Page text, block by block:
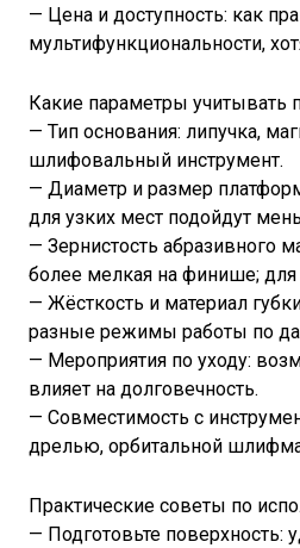
— Цена и доступность: как
мультифункциональности,
Какие параметры учитывать
— Тип основания: липучка,
шлифовальный инструмент.
— Диаметр и размер
для узких мест подойдут
— Зернистость абразивного
более мелкая на финише;
— Жёсткость и материал
разные режимы работы по
— Мероприятия по уходу:
влияет на долговечность.
— Совместимость с
дрелью, орбитальной
Практические советы по
— Подготовьте поверхность: